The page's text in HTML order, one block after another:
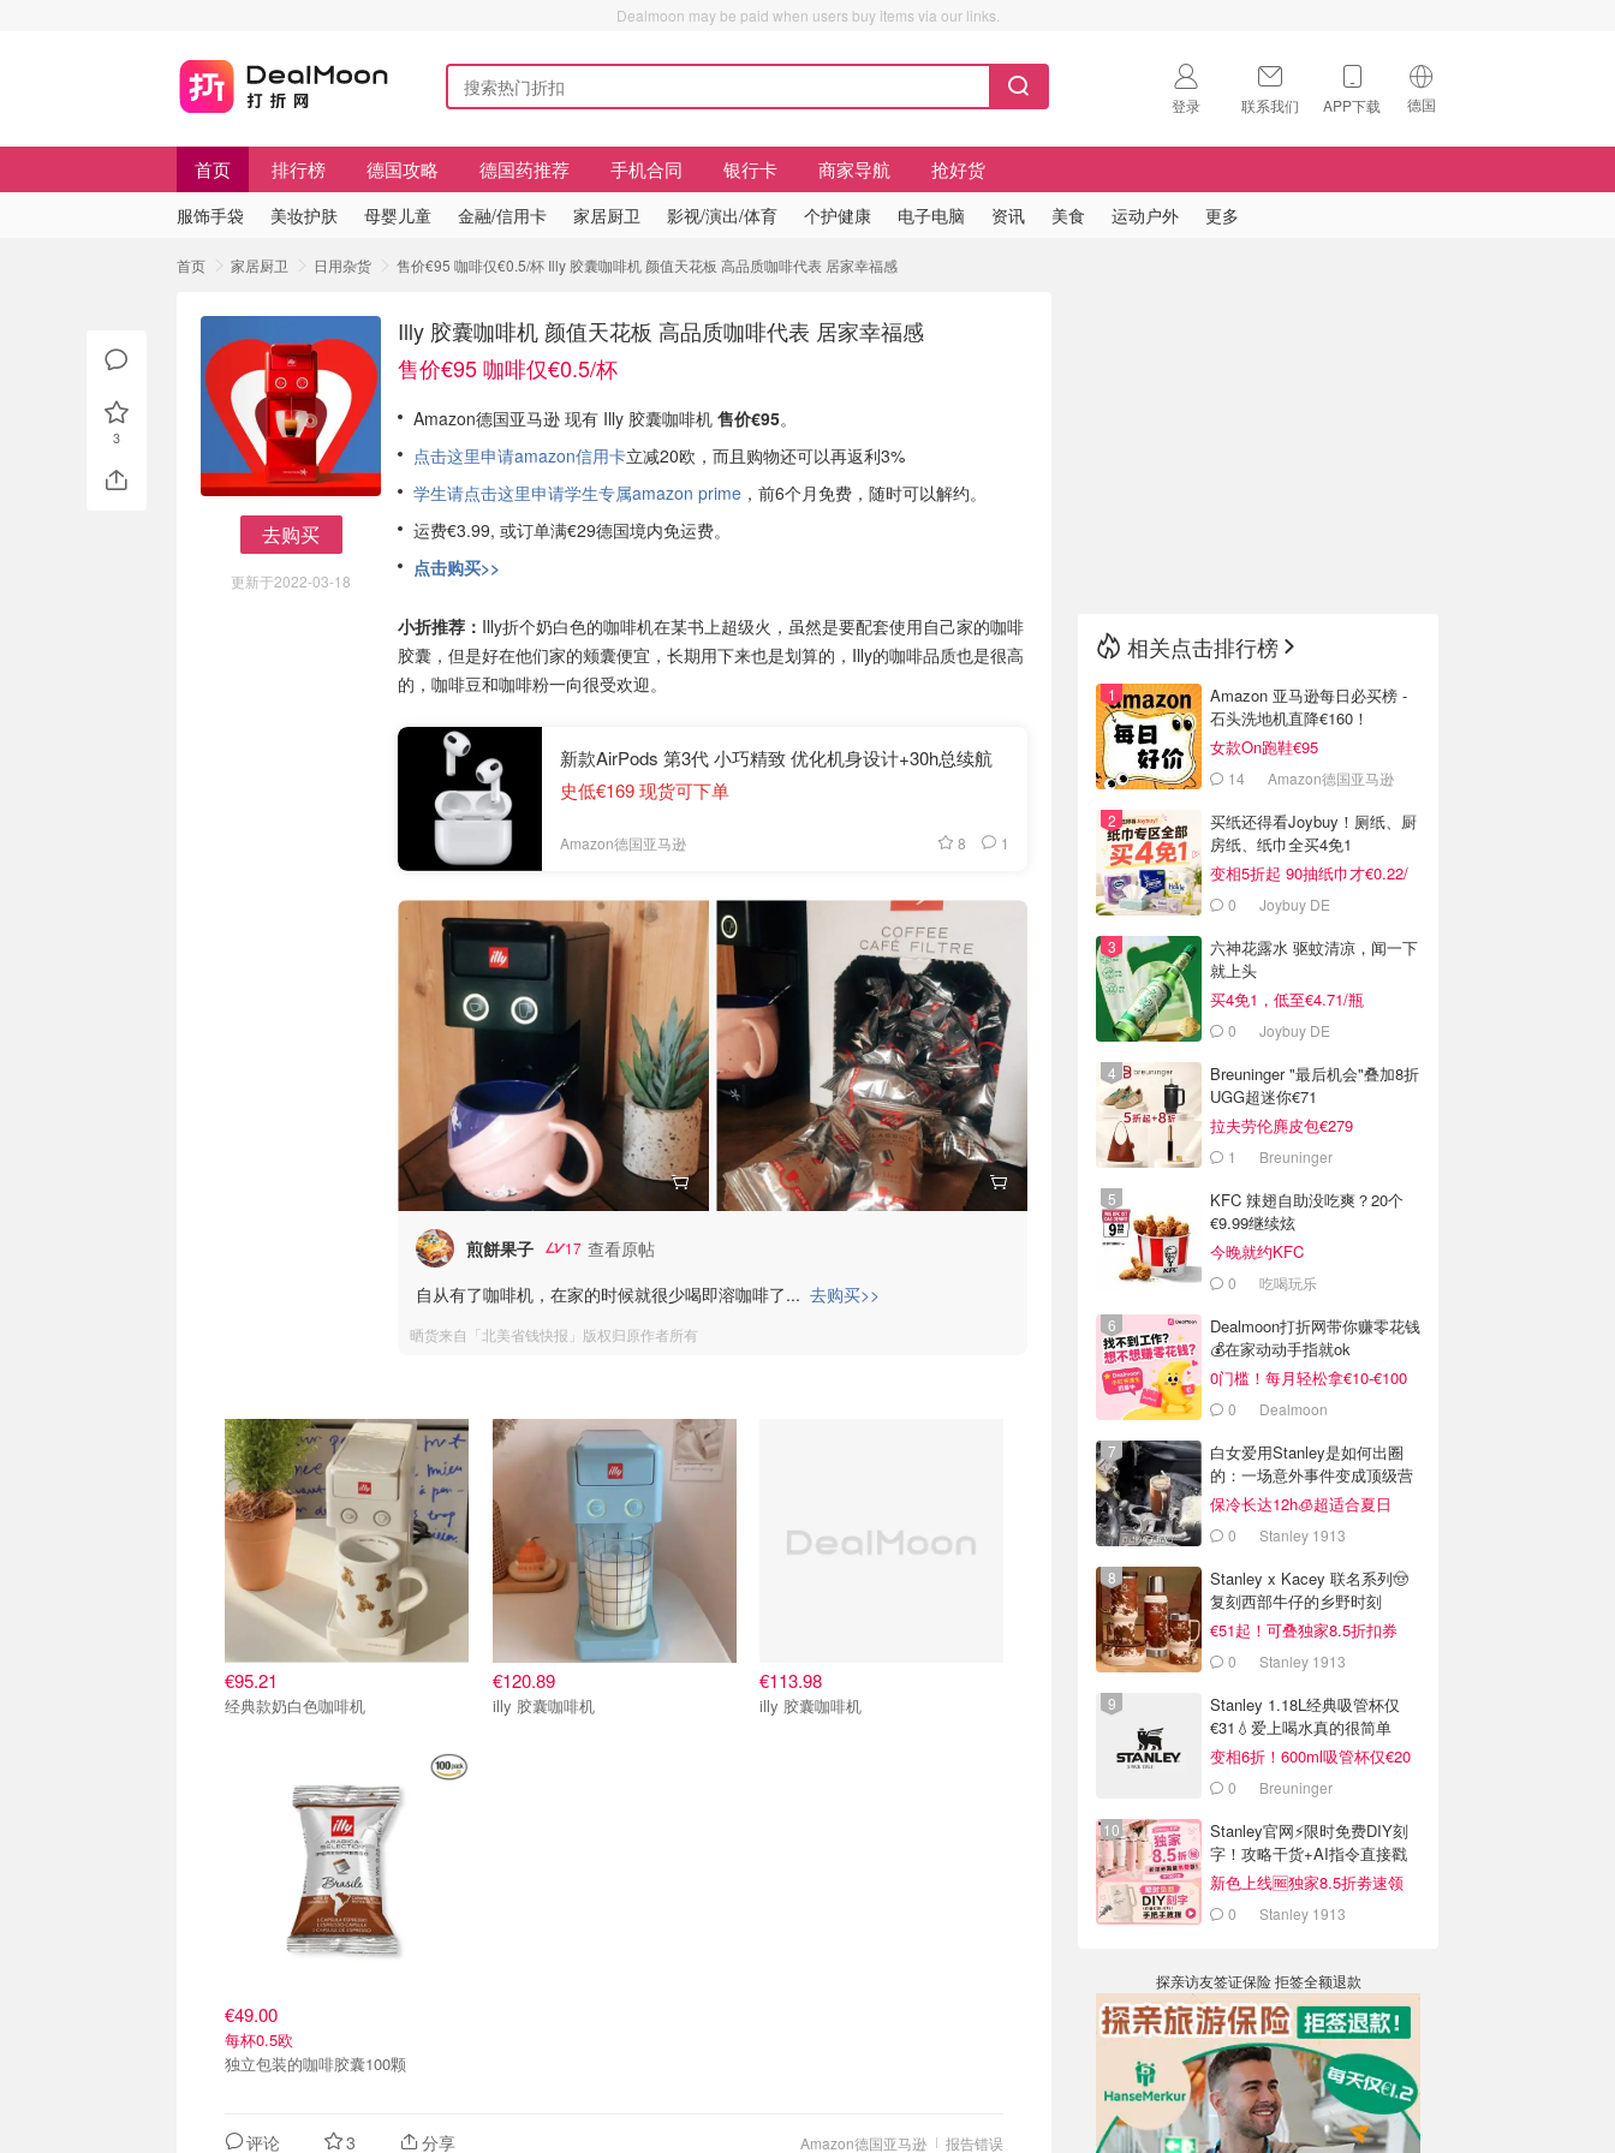
Dealmoon may be paid when users buy items via our links.
登录 联系我们 APP下载 德国
🇺🇸
首页 排行榜 德国攻略 德国药推荐 手机合同 银行卡 商家导航 抢好货
服饰手袋 美妆护肤 母婴儿童 金融/信用卡 家居厨卫 影视/演出/体育 个护健康 电子电脑 资讯 美食 运动户外 更多
首页 家居厨卫 日用杂货 售价€95 咖啡仅€0.5/杯 Illy 胶囊咖啡机 颜值天花板 高品质咖啡代表 居家幸福感
去购买
更新于2022-03-18
Illy 胶囊咖啡机 颜值天花板 高品质咖啡代表 居家幸福感
售价€95 咖啡仅€0.5/杯
Amazon德国亚马逊 现有 Illy 胶囊咖啡机 售价€95。
点击这里申请amazon信用卡立减20欧，而且购物还可以再返利3%
学生请点击这里申请学生专属amazon prime ，前6个月免费，随时可以解约。
运费€3.99, 或订单满€29德国境内免运费。
点击购买>>
小折推荐： Illy折个奶白色的咖啡机在某书上超级火，虽然是要配套使用自己家的咖啡
胶囊，但是好在他们家的颊囊便宜，长期用下来也是划算的，Illy的咖啡品质也是很高
的，咖啡豆和咖啡粉一向很受欢迎。
新款AirPods 第3代 小巧精致 优化机身设计+30h总续航
史低€169 现货可下单
Amazon德国亚马逊 8 1
煎餅果子 17 查看原帖
自从有了咖啡机，在家的时候就很少喝即溶咖啡了... 去购买>>
晒货来自「北美省钱快报」版权归原作者所有
€95.21
经典款奶白色咖啡机
€120.89
illy 胶囊咖啡机
€113.98
illy 胶囊咖啡机
€49.00
每杯0.5欧
独立包装的咖啡胶囊100颗
报告错误
Amazon德国亚马逊
评论 3 分享
3
相关点击排行榜
Amazon 亚马逊每日必买榜 -
石头洗地机直降€160！
女款On跑鞋€95
14 Amazon德国亚马逊
买纸还得看Joybuy！厕纸、厨
房纸、纸巾全买4免1
变相5折起 90抽纸巾才€0.22/
包 0 Joybuy DE
六神花露水 驱蚊清凉，闻一下
就上头
买4免1，低至€4.71/瓶
0 Joybuy DE
Breuninger "最后机会"叠加8折
UGG超迷你€71
拉夫劳伦麂皮包€279
1 Breuninger
KFC 辣翅自助没吃爽？20个
€9.99继续炫
今晚就约KFC
0 吃喝玩乐
Dealmoon打折网带你赚零花钱
💰在家动动手指就ok
0门槛！每月轻松拿€10-€100
0 Dealmoon
白女爱用Stanley是如何出圈
的：一场意外事件变成顶级营
销案例
保冷长达12h🧊超适合夏日
0 Stanley 1913
Stanley x Kacey 联名系列🤠
复刻西部牛仔的乡野时刻
€51起！可叠独家8.5折扣券
0 Stanley 1913
Stanley 1.18L经典吸管杯仅
€31💧爱上喝水真的很简单
变相6折！600ml吸管杯仅€20
0 Breuninger
Stanley官网⚡️限时免费DIY刻
字！攻略干货+AI指令直接戳
新色上线🆓独家8.5折劵速领
0 Stanley 1913
探亲访友签证保险 拒签全额退款